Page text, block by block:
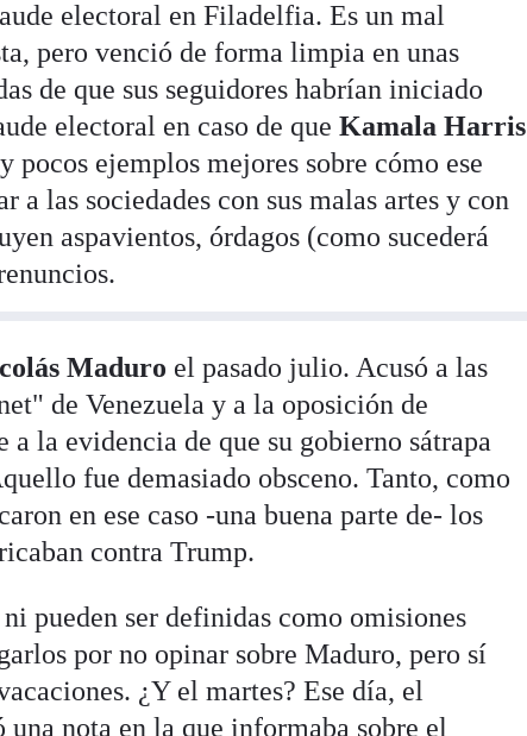
electoral en Filadelfia. Es un mal
pero venció de forma limpia en unas
de que sus seguidores habrían iniciado
electoral en caso de queKamala Harris
pocos ejemplos mejores sobre cómo ese
a las sociedades con sus malas artes y con
aspavientos, órdagos (como sucederá
Maduro el pasado julio. Acusó a las
de Venezuela y a la oposición de
la evidencia de que su gobierno sátrapa
fue demasiado obsceno. Tanto, como
en ese caso -una buena parte de- los
contra Trump.
pueden ser definidas como omisiones
por no opinar sobre Maduro, pero sí
¿Y el martes? Ese día, el
nota en la que informaba sobre el